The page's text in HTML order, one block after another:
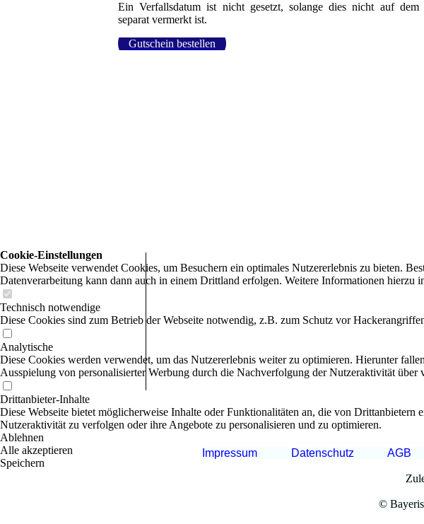
Ein Verfallsdatum ist nicht gesetzt, solange dies nicht auf dem
separat vermerkt ist.
Gutschein bestellen
Impressum Datenschutz AGB
©
Cookie-Einstellungen
Diese Webseite verwendet Cookies, um Besuchern ein optimales Nutzererlebnis zu bieten.
Datenverarbeitung kann dann auch in einem Drittland erfolgen. Weitere Informationen hierzu
Technisch notwendige
Diese Cookies sind zum Betrieb der Webseite notwendig, z.B. zum Schutz vor
Analytische
Diese Cookies werden verwendet, um das Nutzererlebnis weiter zu optimieren. Hierunter
Ausspielung von personalisierter Werbung durch die Nachverfolgung der Nutzeraktivität über
Drittanbieter-Inhalte
Diese Webseite bietet möglicherweise Inhalte oder Funktionalitäten an, die von
Nutzeraktivität zu verfolgen oder ihre Angebote zu personalisieren und zu optimieren.
Ablehnen
Alle akzeptieren
Speichern